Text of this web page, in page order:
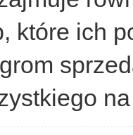
które ich